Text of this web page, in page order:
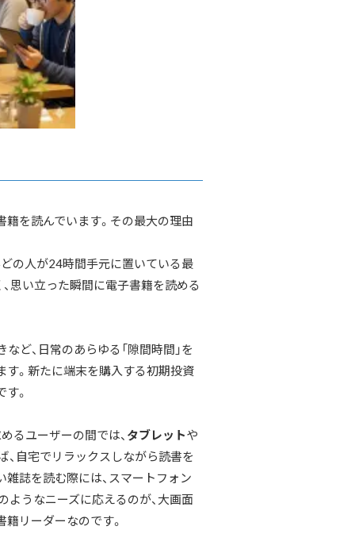
籍を読んでいます。その最大の理由
の人が24時間手元に置いている最
思い立った瞬間に電子書籍を読める
ど、日常のあらゆる「隙間時間」を
。新たに端末を購入する初期投資
す。
るユーザーの間では、タブレットや
自宅でリラックスしながら読書を
誌を読む際には、スマートフォン
うなニーズに応えるのが、大画面
リーダーなのです。